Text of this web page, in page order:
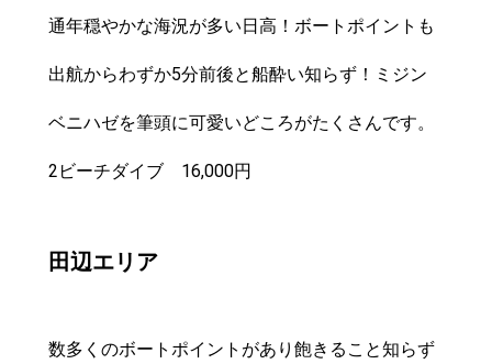
通年穏やかな海況が多い日高！ボートポイントも
出航からわずか5分前後と船酔い知らず！ミジン
ベニハゼを筆頭に可愛いどころがたくさんです。
2ビーチダイブ 16,000円
田辺エリア
数多くのボートポイントがあり飽きること知らず